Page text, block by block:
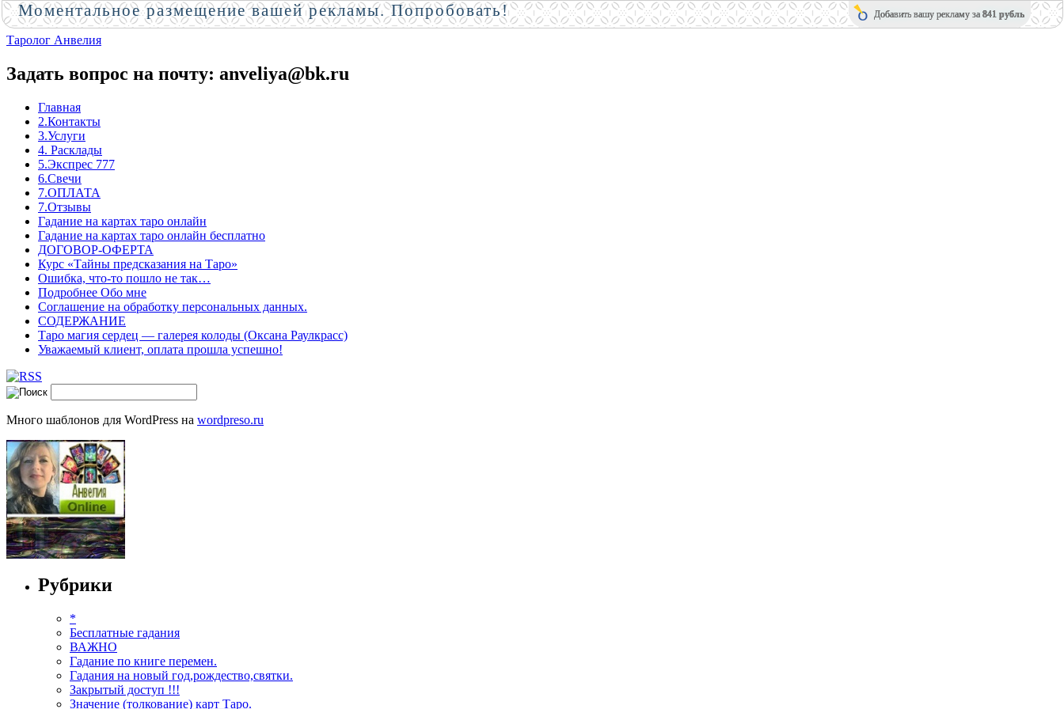
Таролог Анвелия
Задать вопрос на почту: anveliya@bk.ru
Главная
2.Контакты
3.Услуги
4. Расклады
5.Экспрес 777
6.Свечи
7.ОПЛАТА
7.Отзывы
Гадание на картах таро онлайн
Гадание на картах таро онлайн бесплатно
ДОГОВОР-ОФЕРТА
Курс «Тайны предсказания на Таро»
Ошибка, что-то пошло не так…
Подробнее Обо мне
Соглашение на обработку персональных данных.
СОДЕРЖАНИЕ
Таро магия сердец — галерея колоды (Оксана Раулкрасс)
Уважаемый клиент, оплата прошла успешно!
Много шаблонов для WordPress на wordpreso.ru
Рубрики
*
Бесплатные гадания
ВАЖНО
Гадание по книге перемен.
Гадания на новый год,рождество,святки.
Закрытый доступ !!!
Значение (толкование) карт Таро.
Моментальное размещение вашей рекламы. Попробовать! Добавить вашу рекламу за 841 рубль